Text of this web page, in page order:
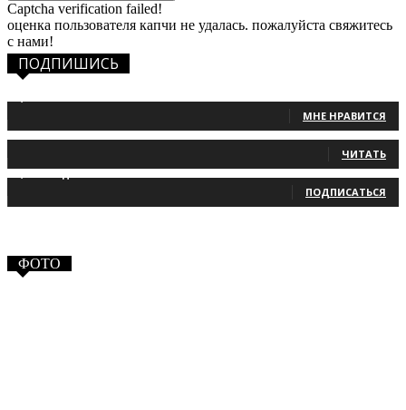
Captcha verification failed!
оценка пользователя капчи не удалась. пожалуйста свяжитесь
с нами!
ПОДПИШИСЬ
МНЕ НРАВИТСЯ
ЧИТАТЬ
ПОДПИСАТЬСЯ
ФОТО